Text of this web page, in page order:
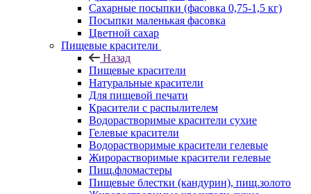
Сахарные посыпки (фасовка 0,75-1,5 кг)
Посыпки маленькая фасовка
Цветной сахар
Пищевые красители
Назад
Пищевые красители
Натуральные красители
Для пищевой печати
Красители с распылителем
Водорастворимые красители сухие
Гелевые красители
Водорастворимые красители гелевые
Жирорастворимые красители гелевые
Пищ.фломастеры
Пищевые блестки (кандурин), пищ.золото